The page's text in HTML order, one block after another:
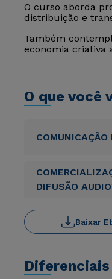
O curso aborda
distribuição e
Também
economia criativa
O que você
DIFUSÃO
Baixar